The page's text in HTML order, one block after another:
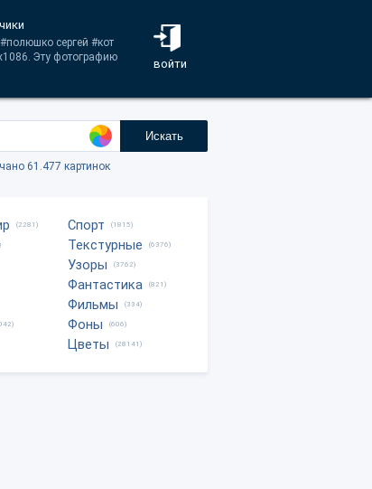
войти
сергей #кот
Эту фотографию
Искать
61.477 картинок
(2281) Спорт (1815)
Текстурные (6376)
Узоры (3762)
Фантастика (821)
Фильмы (334)
Фоны (606)
Цветы (28141)